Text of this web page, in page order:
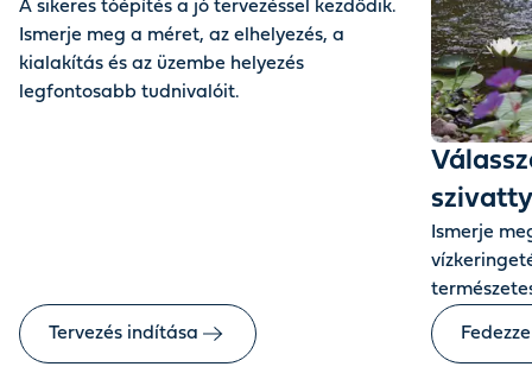
A sikeres tóépítés a jó tervezéssel kezdődik.
Ismerje meg a méret, az elhelyezés, a
kialakítás és az üzembe helyezés
legfontosabb tudnivalóit.
Tervezés indítása
Ismerje